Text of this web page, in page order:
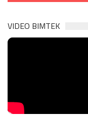
VIDEO BIMTEK